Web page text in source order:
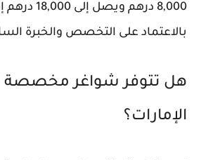
8,000 درهم
بالاعتماد على التخصص والخبرة
هل تتوفر شواغر مخصصة
الإمارات؟